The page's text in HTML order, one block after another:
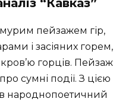
“Кавказ”
пейзажем гір,
і засіяних горем,
горців. Пейзаж
сумні події. З цією
народнопоетичний